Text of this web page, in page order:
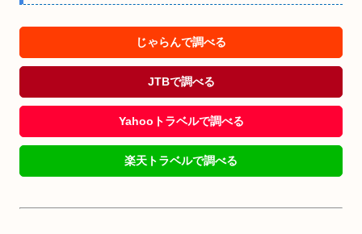
じゃらんで調べる
JTBで調べる
Yahooトラベルで調べる
楽天トラベルで調べる